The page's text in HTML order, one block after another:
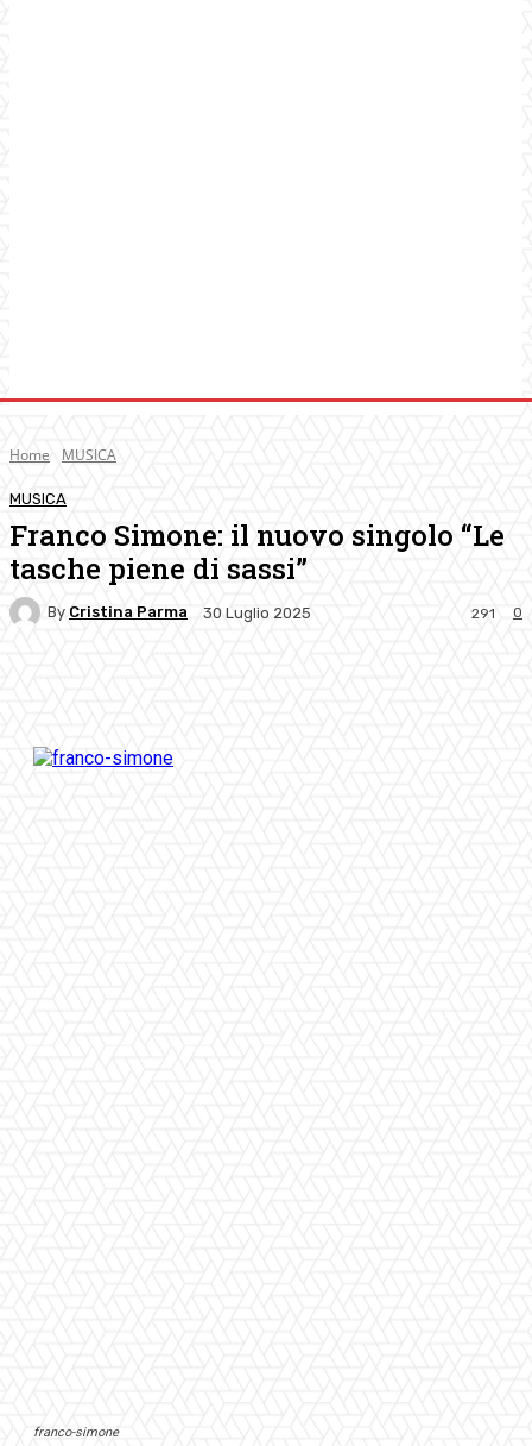
Home MUSICA
MUSICA
Franco Simone: il nuovo singolo “Le
tasche piene di sassi”
By Cristina Parma 30 Luglio 2025 0
291
franco-simone